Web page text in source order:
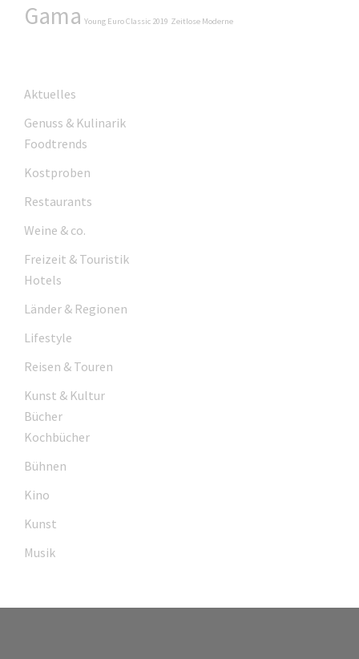
Gama Young Euro Classic 2019 Zeitlose Moderne
Aktuelles
Genuss & Kulinarik
Foodtrends
Kostproben
Restaurants
Weine & co.
Freizeit & Touristik
Hotels
Länder & Regionen
Lifestyle
Reisen & Touren
Kunst & Kultur
Bücher
Kochbücher
Bühnen
Kino
Kunst
Musik